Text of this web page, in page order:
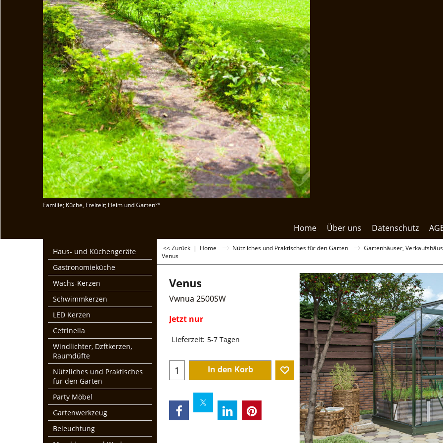
Familie; Küche, Freiteit; Heim und Garten°°
Home Über uns Datenschutz
Haus- und Küchengeräte
Gastronomieküche
Wachs-Kerzen
Schwimmkerzen
LED Kerzen
Cetrinella
Windlichter, Dzftkerzen,
Raumdüfte
Nützliches und Praktisches
für den Garten
Party Möbel
Gartenwerkzeug
Beleuchtung
<< Zurück | Home Nützliches und Praktisches für den Garten
Gartenhäuser,
Venus
Venus
Vwnua 2500SW
Jetzt nur
€349.00
Lieferzeit: 5-7 Tagen
In den Korb